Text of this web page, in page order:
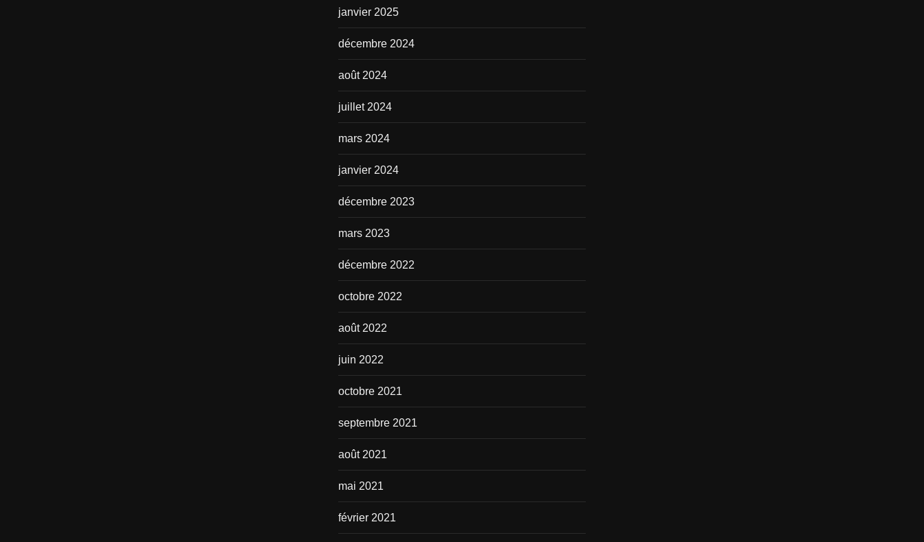
janvier 2025
décembre 2024
août 2024
juillet 2024
mars 2024
janvier 2024
décembre 2023
mars 2023
décembre 2022
octobre 2022
août 2022
juin 2022
octobre 2021
septembre 2021
août 2021
mai 2021
février 2021